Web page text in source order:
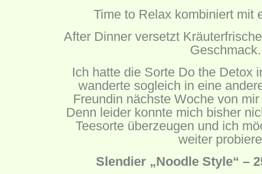
Time to Relax kombiniert mit
After Dinner versetzt
Geschmack.
Ich hatte die Sorte Do the Detox
wanderte sogleich in eine
Freundin nächste Woche von
Denn leider konnte mich bisher
Teesorte überzeugen und ich
weiter
Slendier „Noodle Style“ –